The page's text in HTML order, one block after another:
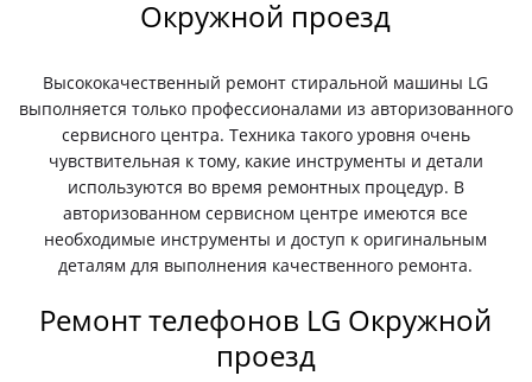
Окружной проезд
Высококачественный ремонт стиральной машины LG
выполняется только профессионалами из авторизованного
сервисного центра. Техника такого уровня очень
чувствительная к тому, какие инструменты и детали
используются во время ремонтных процедур. В
авторизованном сервисном центре имеются все
необходимые инструменты и доступ к оригинальным
деталям для выполнения качественного ремонта.
Ремонт телефонов LG Окружной
проезд